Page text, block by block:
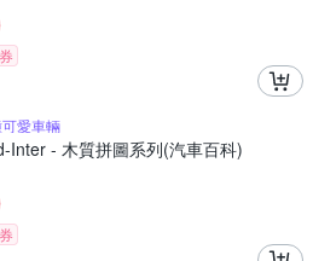
券
愛車輛
Inter - 木質拼圖系列(汽車百科)
券